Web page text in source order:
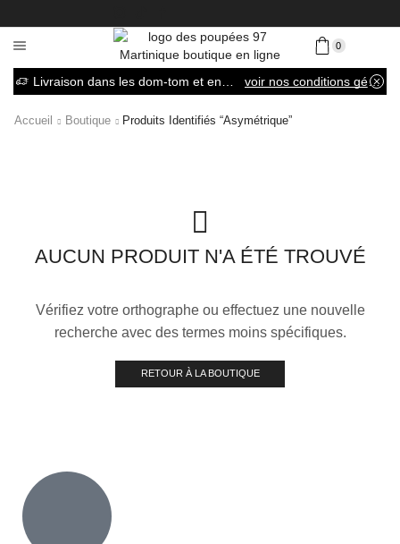
0
voir nos conditions générales de vente
Accueil Boutique Produits Identifiés “asymétrique”
AUCUN PRODUIT N'A ÉTÉ TROUVÉ
Vérifiez votre orthographe ou effectuez une nouvelle
recherche avec des termes moins spécifiques.
RETOUR À LA BOUTIQUE